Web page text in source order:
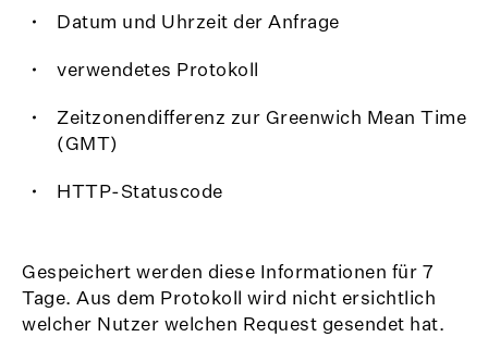
Datum und Uhrzeit der Anfrage
verwendetes Protokoll
Zeitzonendifferenz zur Greenwich Mean Time
(GMT)
HTTP-Statuscode
Gespeichert werden diese Informationen für 7
Tage. Aus dem Protokoll wird nicht ersichtlich
welcher Nutzer welchen Request gesendet hat.